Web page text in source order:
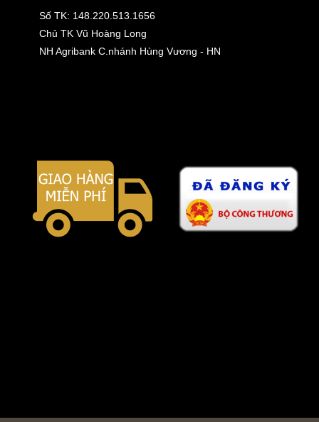
Số TK: 148.220.513.1656
Chủ TK Vũ Hoàng Long
NH Agribank C.nhánh Hùng Vương - HN